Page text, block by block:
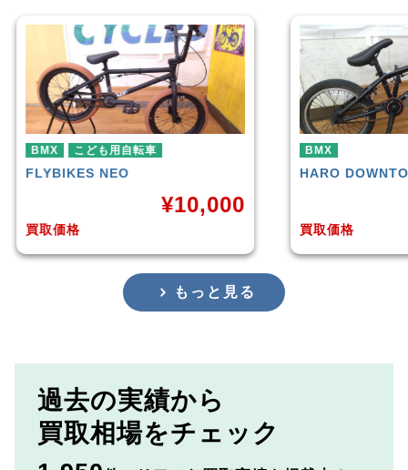
BMX
HARO
もっと見る
過去の実績から
買取相場をチェック